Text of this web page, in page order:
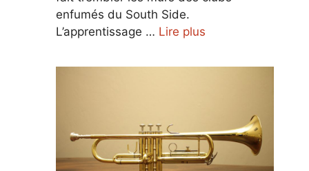
enfumés du South Side.
L’apprentissage … Lire plus